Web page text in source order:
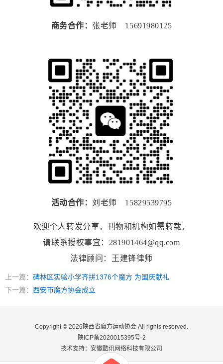
商务合作： 张老师 15691980125
活动合作：刘老师 15829539795
欢迎个人转发分享，刊物和机构如需转载，
请联系授权事宜：281901464@qq.com
法律顾问：王建锋律师
上一篇： 碑林区实验小学齐拼1376个魔方 为国庆献礼
下一篇： 西安市魔方协会成立
Copyright © 2026陕西省魔方运动协会 All rights reserved.
陕ICP备2020015395号-2
技术支持：安徽酷讯网络科技有限公司